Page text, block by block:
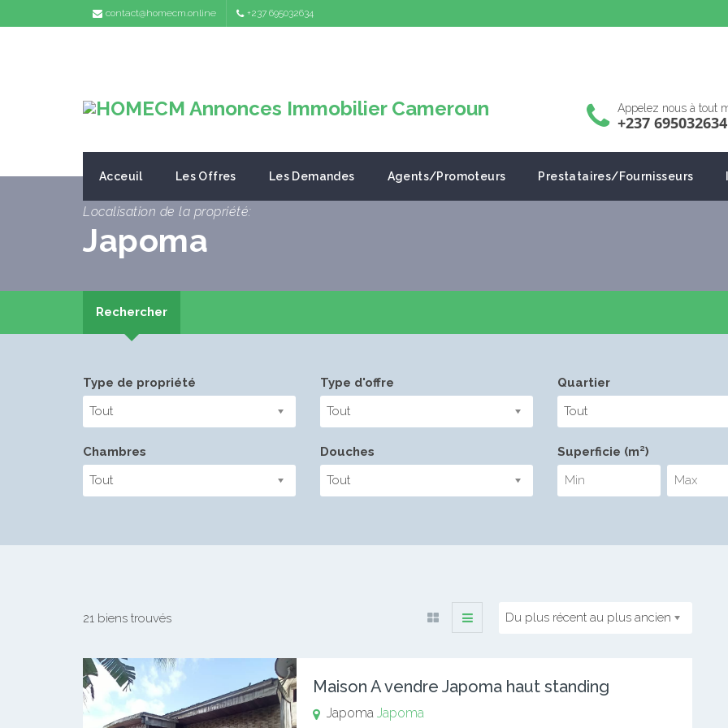
contact@homecm.online +237 695032634
Appelez nous à tout
+237 695032634
Acceuil Les Offres Les Demandes Agents/Promoteurs Prestataires/Fournisseurs
Localisation de la propriété:
Japoma
Rechercher
Type de propriété
Tout
Type d'offre
Tout
Quartier
Tout
Chambres
Tout
Douches
Tout
Superficie (m²)
21 biens trouvés Du plus récent au plus ancien
Maison A vendre Japoma haut standing
Japoma Japoma